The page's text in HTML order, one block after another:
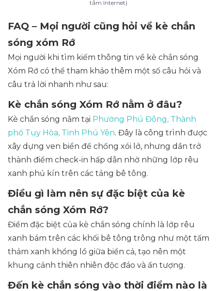
tầm Internet)
FAQ – Mọi người cũng hỏi về kè chắn
sóng xóm Rớ
Mọi người khi tìm kiếm thông tin về kè chắn sóng
Xóm Rớ có thể tham khảo thêm một số câu hỏi và
câu trả lời nhanh như sau:
Kè chắn sóng Xóm Rớ nằm ở đâu?
Kè chắn sóng nằm tại Phường Phú Đông, Thành
phố Tuy Hòa, Tỉnh Phú Yên. Đây là công trình được
xây dựng ven biển để chống xói lở, nhưng dần trở
thành điểm check-in hấp dẫn nhờ những lớp rêu
xanh phủ kín trên các tảng bê tông.
Điều gì làm nên sự đặc biệt của kè
chắn sóng Xóm Rớ?
Điểm đặc biệt của kè chắn sóng chính là lớp rêu
xanh bám trên các khối bê tông trông như một tấm
thảm xanh khổng lồ giữa biển cả, tạo nên một
khung cảnh thiên nhiên độc đáo và ấn tượng.
Đến kè chắn sóng vào thời điểm nào là